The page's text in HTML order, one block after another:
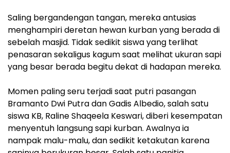
‎Saling bergandengan tangan, mereka antusias
menghampiri deretan hewan kurban yang berada di
sebelah masjid. Tidak sedikit siswa yang terlihat
penasaran sekaligus kagum saat melihat ukuran sapi
yang besar berada begitu dekat di hadapan mereka.
‎Momen paling seru terjadi saat putri pasangan
Bramanto Dwi Putra dan Gadis Albedio, salah satu
siswa KB, Raline Shaqeela Keswari, diberi kesempatan
menyentuh langsung sapi kurban. Awalnya ia
nampak malu-malu, dan sedikit ketakutan karena